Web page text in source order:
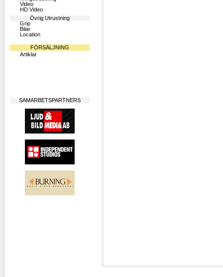
Video
HD Video
Övrig Utrustning
Grip
Bilar
Location
FÖRSÄLJNING
Artiklar
SAMARBETSPARTNERS